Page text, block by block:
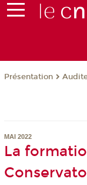
Présentation
MAI 2022
La